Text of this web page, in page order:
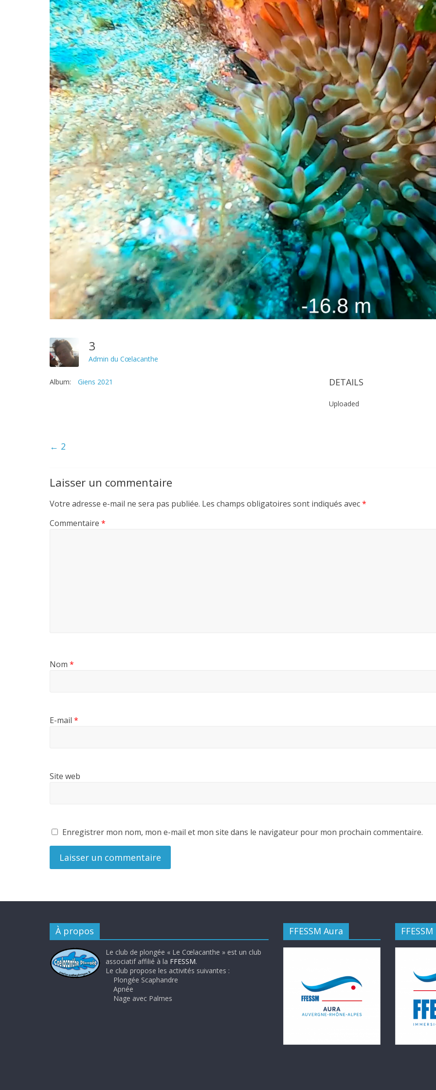
3
Admin du Cœlacanthe
Album: Giens 2021 DETAILS
Uploaded
← 2
Laisser un commentaire
Votre adresse e-mail ne sera pas publiée. Les champs obligatoires sont indiqués avec*
Commentaire *
Nom *
E-mail *
Site web
Enregistrer mon nom, mon e-mail et mon site dans le navigateur pour mon prochain commentaire.
À propos
Le club de plongée « Le Cœlacanthe » est un club
associatif affilié à la FFESSM.
Le club propose les activités suivantes :
Plongée Scaphandre
Apnée
Nage avec Palmes
FFESSM Aura FFESSM